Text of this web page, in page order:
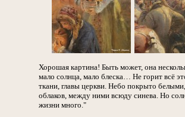
Хорошая картина! Быть может, она
мало солнца, мало блеска… Не горит всё
ткани, главы церкви. Небо покрыто
облаков, между ними всюду синева. Но
жизни много."